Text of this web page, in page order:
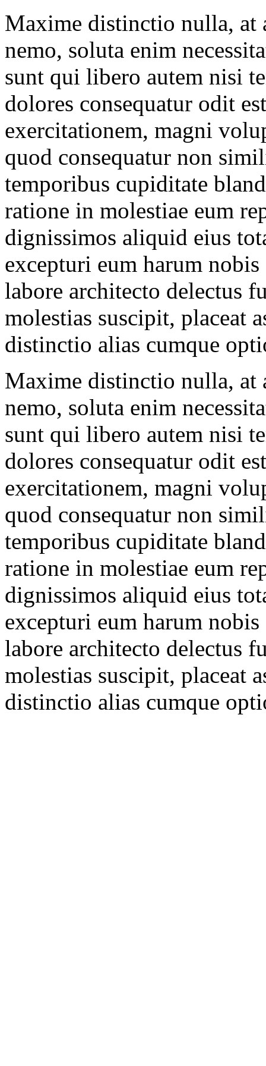
Maxime distinctio nulla, at
nemo, soluta enim
sunt qui libero autem nisi
dolores consequatur odit
exercitationem, magni
quod consequatur non
temporibus cupiditate
ratione in molestiae eum
dignissimos aliquid eius
excepturi eum harum
labore architecto delectus
molestias suscipit, placeat
distinctio alias cumque
Maxime distinctio nulla, at
nemo, soluta enim
sunt qui libero autem nisi
dolores consequatur odit
exercitationem, magni
quod consequatur non
temporibus cupiditate
ratione in molestiae eum
dignissimos aliquid eius
excepturi eum harum
labore architecto delectus
molestias suscipit, placeat
distinctio alias cumque